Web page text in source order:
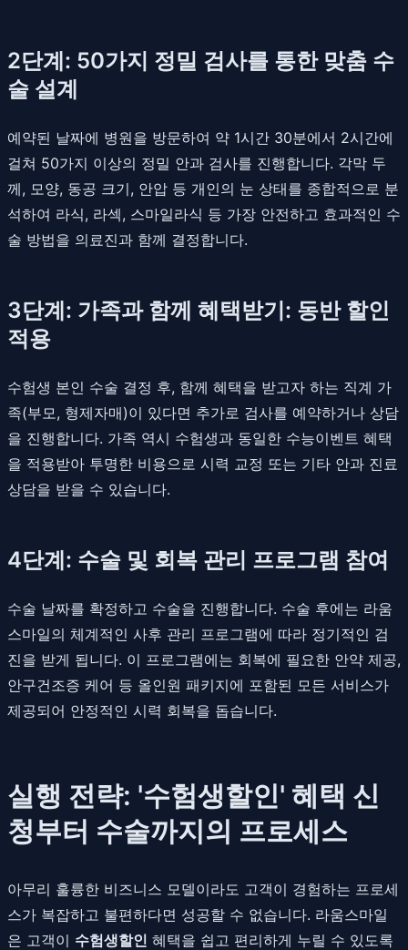
2단계: 50가지 정밀 검사를 통한 맞춤 수
술 설계
예약된 날짜에 병원을 방문하여 약 1시간 30분에서 2시간에
걸쳐 50가지 이상의 정밀 안과 검사를 진행합니다. 각막 두
께, 모양, 동공 크기, 안압 등 개인의 눈 상태를 종합적으로 분
석하여 라식, 라섹, 스마일라식 등 가장 안전하고 효과적인 수
술 방법을 의료진과 함께 결정합니다.
3단계: 가족과 함께 혜택받기: 동반 할인
적용
수험생 본인 수술 결정 후, 함께 혜택을 받고자 하는 직계 가
족(부모, 형제자매)이 있다면 추가로 검사를 예약하거나 상담
을 진행합니다. 가족 역시 수험생과 동일한 수능이벤트 혜택
을 적용받아 투명한 비용으로 시력 교정 또는 기타 안과 진료
상담을 받을 수 있습니다.
4단계: 수술 및 회복 관리 프로그램 참여
수술 날짜를 확정하고 수술을 진행합니다. 수술 후에는 라움
스마일의 체계적인 사후 관리 프로그램에 따라 정기적인 검
진을 받게 됩니다. 이 프로그램에는 회복에 필요한 안약 제공,
안구건조증 케어 등 올인원 패키지에 포함된 모든 서비스가
제공되어 안정적인 시력 회복을 돕습니다.
실행 전략: '수험생할인' 혜택 신
청부터 수술까지의 프로세스
아무리 훌륭한 비즈니스 모델이라도 고객이 경험하는 프로세
스가 복잡하고 불편하다면 성공할 수 없습니다. 라움스마일
은 고객이 수험생할인 혜택을 쉽고 편리하게 누릴 수 있도록